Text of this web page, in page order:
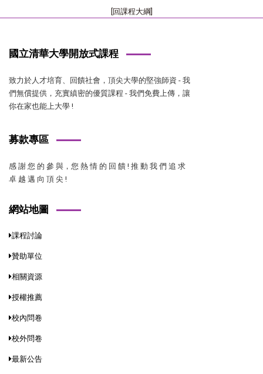
[回課程大綱]
國立清華大學開放式課程
致力於人才培育、回饋社會，頂尖大學的堅強師資 - 我
們無償提供，充實縝密的優質課程 - 我們免費上傳，讓
你在家也能上大學 !
募款專區
感 謝 您 的 參 與，您 熱 情 的 回 饋 ! 推 動 我 們 追 求
卓 越 邁 向 頂 尖 !
網站地圖
課程討論
贊助單位
相關資源
授權推薦
校內問卷
校外問卷
最新公告